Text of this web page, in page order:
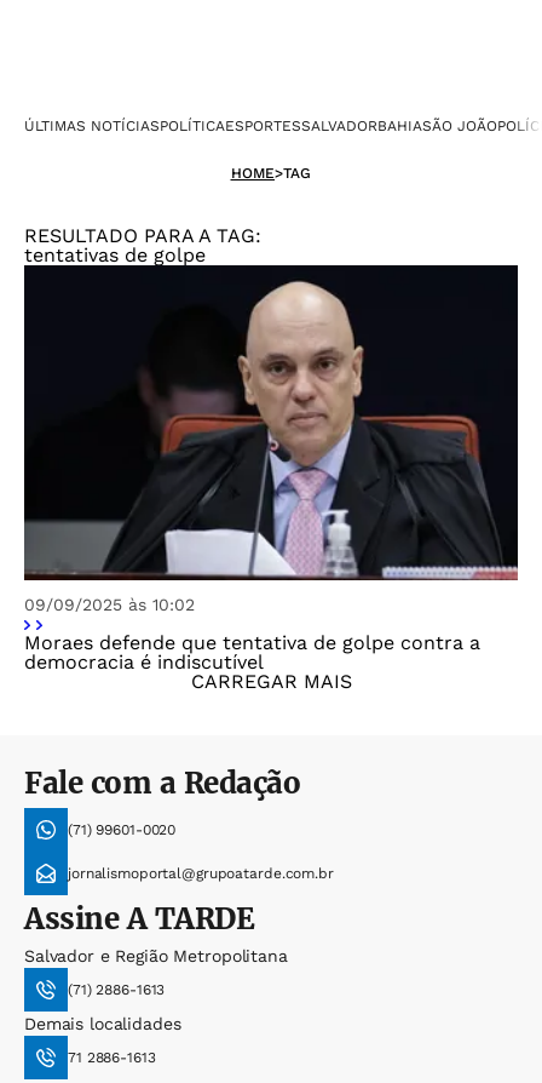
ÚLTIMAS NOTÍCIASPOLÍTICAESPORTESSALVADORBAHIASÃO JOÃO
HOME>TAG
RESULTADO PARA A TAG:
tentativas de golpe
09/09/2025 às 10:02
Moraes defende que tentativa de golpe contra a
democracia é indiscutível
CARREGAR MAIS
Fale com a Redação
(71) 99601-0020
jornalismoportal@grupoatarde.com.br
AssineA TARDE
Salvador e Região Metropolitana
(71) 2886-1613
Demais localidades
71 2886-1613